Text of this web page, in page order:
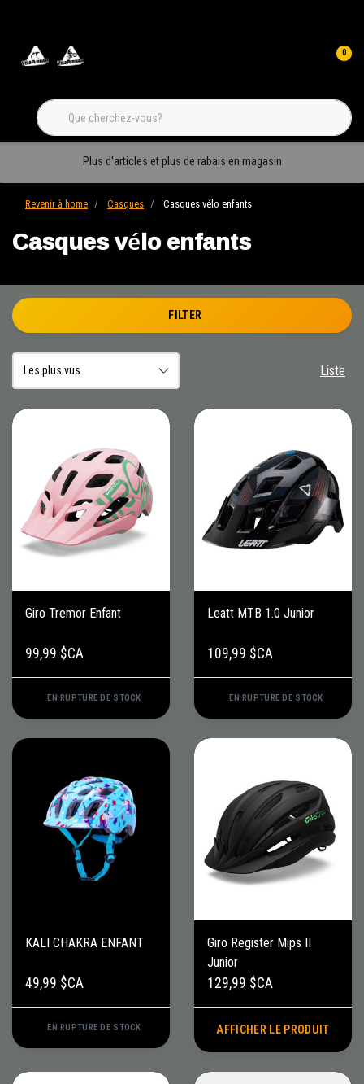
0
Plus d'articles et plus de rabais en magasin
Revenir à home Casques Casques vélo enfants
Casques vélo enfants
FILTER
Liste
Giro Tremor Enfant
99,99 $CA
EN RUPTURE DE STOCK
Leatt MTB 1.0 Junior
109,99 $CA
EN RUPTURE DE STOCK
KALI CHAKRA ENFANT
49,99 $CA
EN RUPTURE DE STOCK
Giro Register Mips II
Junior
129,99 $CA
AFFICHER LE PRODUIT